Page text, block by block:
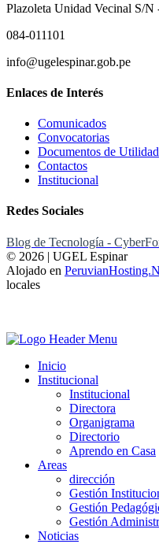
Plazoleta Unidad Vecinal S/N
084-011101
info@ugelespinar.gob.pe
Enlaces de Interés
Comunicados
Convocatorias
Documentos de Utilidad
Contactos
Institucional
Redes Sociales
Blog de Tecnología -
© 2026 | UGEL Espinar
Alojado en
locales
Inicio
Institucional
Institucional
Directora
Organigrama
Directorio
Aprendo en Casa
Areas
dirección
Gestión
Gestión
Gestión
Noticias